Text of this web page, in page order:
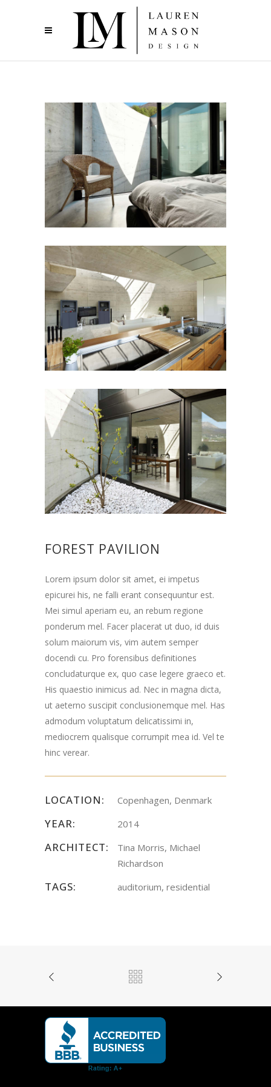
FOREST PAVILION
Lorem ipsum dolor sit amet, ei impetus
epicurei his, ne falli erant consequuntur est.
Mei simul aperiam eu, an rebum regione
ponderum mel. Facer placerat ut duo, id duis
solum maiorum vis, vim autem semper
docendi cu. Pro forensibus definitiones
concludaturque ex, quo case legere graeco et.
His quaestio inimicus ad. Nec in magna dicta,
ut aeterno suscipit conclusionemque mel. Has
admodum voluptatum delicatissimi in,
mediocrem qualisque corrumpit mea id. Vel te
hinc verear.
LOCATION: Copenhagen, Denmark
YEAR: 2014
ARCHITECT:
Tina Morris, Michael
Richardson
TAGS: auditorium, residential